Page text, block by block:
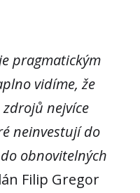
pragmatickým
vidíme, že
nejvíce
neinvestují do
obnovitelných
Filip Gregor